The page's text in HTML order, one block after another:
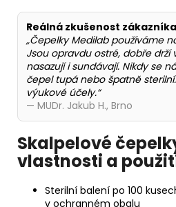
Reálná zkušenost
„Čepelky Medilab používáme
Jsou opravdu ostré, dobře drží
nasazují i sundávají. Nikdy se
čepel tupá nebo špatně
výukové účely.“
— MUDr. Jakub H., Brno
Skalpelové
vlastnosti a
Sterilní balení po 100
v ochranném obalu